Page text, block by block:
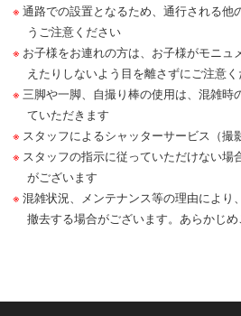
通路での設置となるため、通行される他
うご注意ください
お子様をお連れの方は、お子様がモニュ
えたりしないよう目を離さずにご注意
三脚や一脚、自撮り棒の使用は、混雑時
ていただきます
スタッフによるシャッターサービス（撮
スタッフの指示に従っていただけない場
がございます
混雑状況、メンテナンス等の理由により
撤去する場合がございます。あらかじ